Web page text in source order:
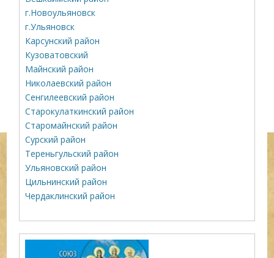
г.Новоульяновск
г.Ульяновск
Карсунский район
Кузоватовский
Майнский район
Николаевский район
Сенгилеевский район
Старокулаткинский район
Старомайнский район
Сурский район
Тереньгульский район
Ульяновский район
Цильнинский район
Чердаклинский район